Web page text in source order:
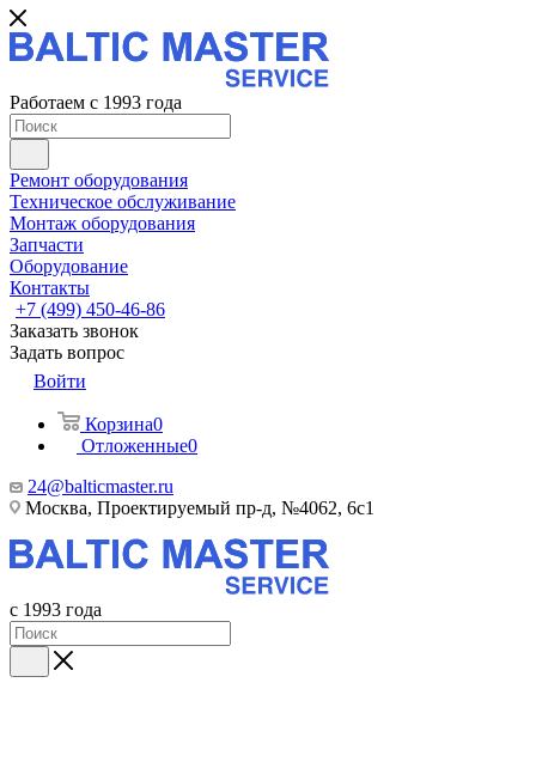
Работаем с 1993 года
Ремонт оборудования
Техническое обслуживание
Монтаж оборудования
Запчасти
Оборудование
Контакты
+7 (499) 450-46-86
Заказать звонок
Задать вопрос
Войти
Корзина0
Отложенные0
24@balticmaster.ru
Москва, Проектируемый пр-д, №4062, 6с1
с 1993 года